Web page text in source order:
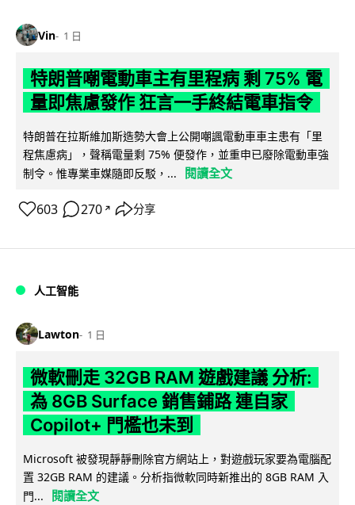
Vin 1 日
特朗普嘲電動車主有里程病 剩 75% 電
量即焦慮發作 狂言一手終結電車指令
特朗普在拉斯維加斯造勢大會上公開嘲諷電動車車主患有「里
程焦慮病」，聲稱電量剩 75% 便發作，並重申已廢除電動車強
制令。惟專業車媒隨即反駁，...
閱讀全文
603 270 ↗ 分享
人工智能
Lawton 1 日
微軟刪走 32GB RAM 遊戲建議 分析:
為 8GB Surface 銷售鋪路 連自家
Copilot+ 門檻也未到
Microsoft 被發現靜靜刪除官方網站上，對遊戲玩家要為電腦配
置 32GB RAM 的建議。分析指微軟同時新推出的 8GB RAM 入
門...
閱讀全文